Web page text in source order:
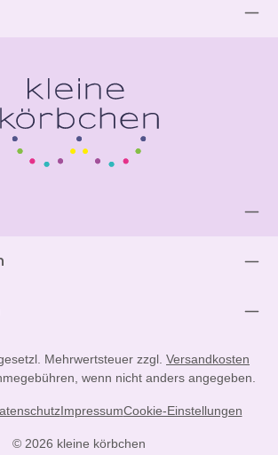
Mehrwertsteuer zzgl. Versandkosten
wenn nicht anders angegeben.
© 2026 kleine körbchen
ImpressumCookie-Einstellungen